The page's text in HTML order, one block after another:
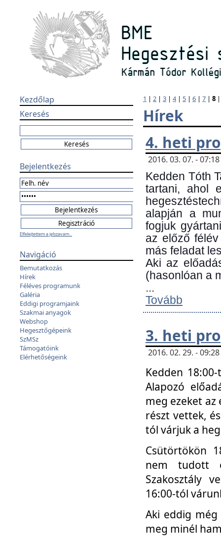
Kezdőlap
Keresés
Bejelentkezés
Elfelejtettem a jelszavam...
Navigáció
Bemutatkozás
Hírek
Féléves programunk
Galéria
Eddigi programjaink
Szakmai anyagok
Webshop
Hegesztőgépeink
SzMSz
Támogatóink
Elérhetőségeink
1 | 2 | 3 | 4| 5 | 6 | 7 | 8
Hírek
4. heti
2016. 03. 07. -
Kedden Tóth
tartani, ahol
alapján a
fogjuk
az előző
más feladat
Aki az
(hasonlóan a
...
Tovább
3. heti
2016. 02. 29. -
Kedden
Alapozó
meg ezeket
részt vettek,
tól várjuk a
Csütörtökön
nem tudott
Szakosztály
16:00-tól
Aki eddig
meg minél